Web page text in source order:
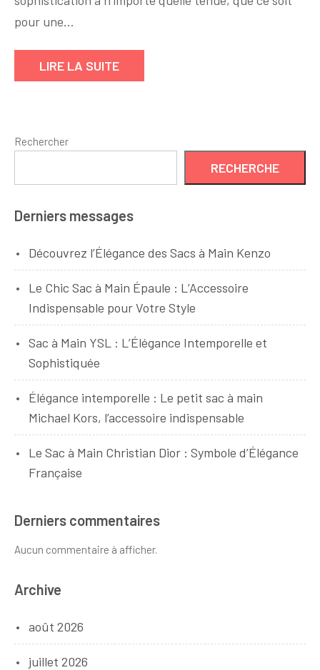
pour une…
LIRE LA SUITE
Rechercher
RECHERCHE
Derniers messages
Découvrez l’Élégance des Sacs à Main Kenzo
Le Chic Sac à Main Épaule : L’Accessoire
Indispensable pour Votre Style
Sac à Main YSL : L’Élégance Intemporelle et
Sophistiquée
Élégance intemporelle : Le petit sac à main
Michael Kors, l’accessoire indispensable
Le Sac à Main Christian Dior : Symbole d’Élégance
Française
Derniers commentaires
Aucun commentaire à afficher.
Archive
août 2026
juillet 2026